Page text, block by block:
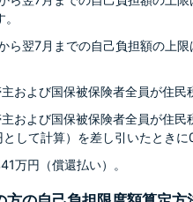
ら翌7月までの自己負担額の上
および国保被保険者全員が住民
および国保被保険者全員が住
して計算）を差し引いたときに
万円（償還払い）。